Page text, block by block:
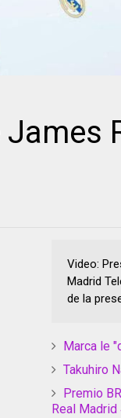
Video:
Madrid
de la
Marca le
Takuhiro
Premio
Real Madrid